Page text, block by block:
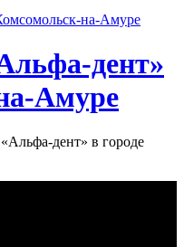
дент»‎
Амуре
дент» в городе